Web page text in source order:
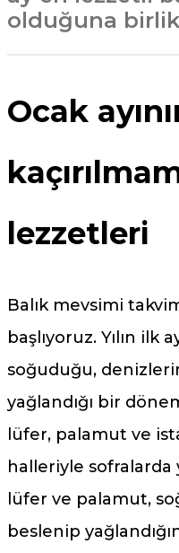
olduğuna
Ocak
lezzetleri
Balık mevsimi
başlıyoruz. Yılın ilk
soğuduğu,
yağlandığı bir
lüfer, palamut ve
halleriyle sofralarda
lüfer ve palamut,
beslenip